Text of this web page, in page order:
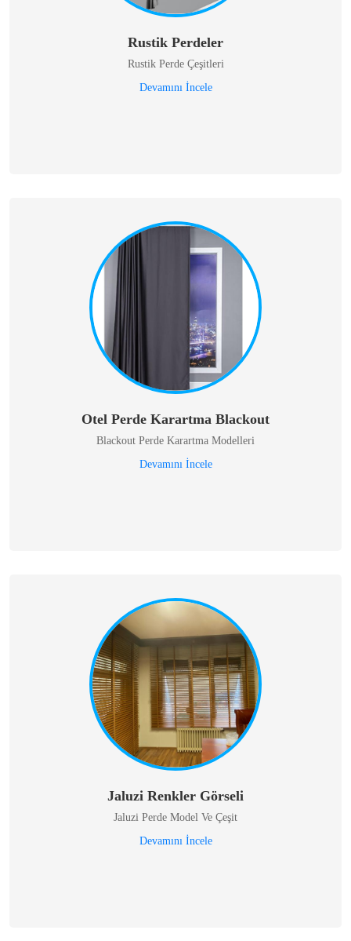
Rustik Perdeler
Rustik Perde Çeşitleri
Devamını İncele
Otel Perde Karartma Blackout
Blackout Perde Karartma Modelleri
Devamını İncele
Jaluzi Renkler Görseli
Jaluzi Perde Model Ve Çeşit
Devamını İncele